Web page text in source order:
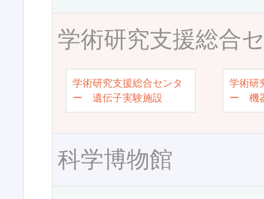
学術研究支援総合
学術研究支援総合センタ
ー 遺伝子実験施設
学術研
ー 機
科学博物館